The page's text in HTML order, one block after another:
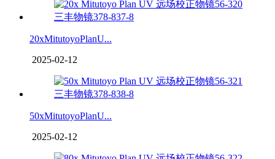
20xMitutoyoPlanU...
2025-02-12
50xMitutoyoPlanU...
2025-02-12